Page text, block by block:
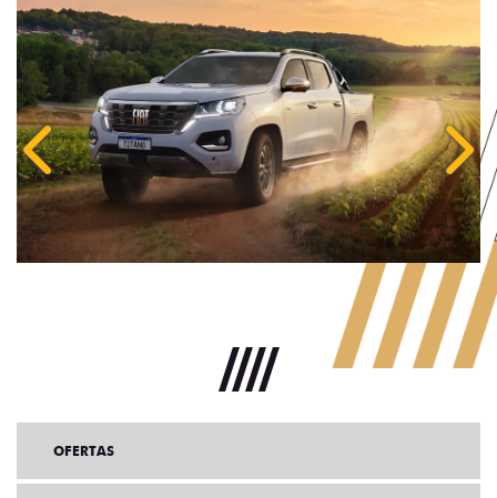
Anterior
OFERTAS